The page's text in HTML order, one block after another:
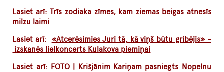
Lasiet arī:Trīs zodiaka zīmes, kam ziemas beigas atnesīs
milzu laimi
Lasiet arī: «Atcerēsimies Juri tā, kā viņš būtu gribējis» –
izskanēs lielkoncerts Kulakova piemiņai
Lasiet arī: FOTO | Krišjānim Kariņam pasniegts Nopelnu